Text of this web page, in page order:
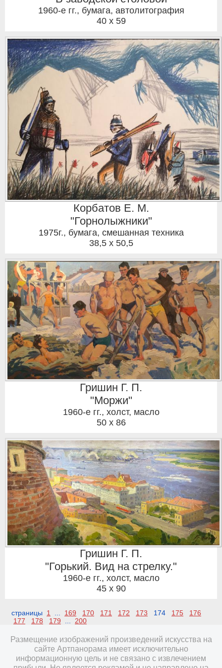
1960-е гг., бумага, автолитография
40 x 59
Корбатов Е. М.
"Горнолыжники"
1975г., бумага, смешанная техника
38,5 x 50,5
Гришин Г. П.
"Моржи"
1960-е гг., холст, масло
50 x 86
Гришин Г. П.
"Горький. Вид на стрелку."
1960-е гг., холст, масло
45 x 90
страницы 1 ... 169 170 171 172 173 174 175
176
177
178 179 ... 200
Размещение изображений произведений искусства на
сайте Артпанорама имеет исключительно
информационную цель и не связано с извлечением